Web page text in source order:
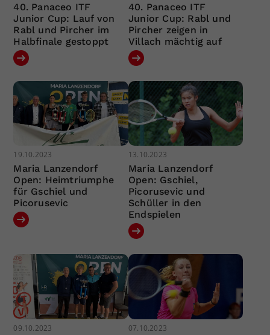
40. Panaceo ITF
Junior Cup: Lauf von
Rabl und Pircher im
Halbfinale gestoppt
40. Panaceo ITF
Junior Cup: Rabl und
Pircher zeigen in
Villach mächtig auf
19.10.2023
Maria Lanzendorf
Open: Heimtriumphe
für Gschiel und
Picorusevic
13.10.2023
Maria Lanzendorf
Open: Gschiel,
Picorusevic und
Schüller in den
Endspielen
09.10.2023 07.10.2023